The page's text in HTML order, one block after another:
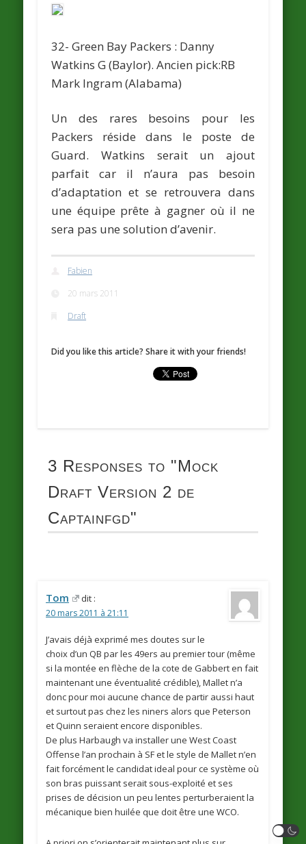
32- Green Bay Packers : Danny
Watkins G (Baylor).Ancien pick:RB
Mark Ingram (Alabama)
Un des rares besoins pour les
Packers réside dans le poste de
Guard. Watkins serait un ajout
parfait car il n’aura pas besoin
d’adaptation et se retrouvera dans
une équipe prête à gagner où il ne
sera pas une solution d’avenir.
Fabien
20 mars 2011
Draft
Did you like this article? Share it with your friends!
3 Responses to "Mock
Draft Version 2 de
Captainfgd"
Tom dit :
20 mars 2011 à 21:11
J’avais déjà exprimé mes doutes sur le
choix d’un QB par les 49ers au premier tour (même
si la montée en flèche de la cote de Gabbert en fait
maintenant une éventualité crédible), Mallet n’a
donc pour moi aucune chance de partir aussi haut
et surtout pas chez les niners alors que Peterson
et Quinn seraient encore disponibles.
De plus Harbaugh va installer une West Coast
Offense l’an prochain à SF et le style de Mallet n’en
fait forcément le candidat ideal pour ce système où
son bras puissant serait sous-exploité et ses
prises de décision un peu lentes perturberaient la
mécanique bien huilée que doit être une WCO.